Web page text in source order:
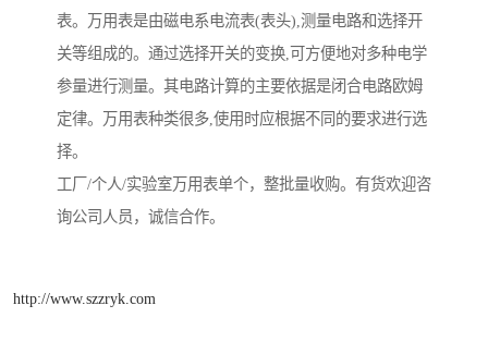
表。万用表是由磁电系电流表(表头),测量电路和选择开
关等组成的。通过选择开关的变换,可方便地对多种电学
参量进行测量。其电路计算的主要依据是闭合电路欧姆
定律。万用表种类很多,使用时应根据不同的要求进行选
择。
工厂/个人/实验室万用表单个，整批量收购。有货欢迎咨
询公司人员，诚信合作。
http://www.szzryk.com